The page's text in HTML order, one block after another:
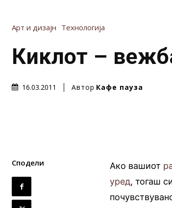
Арт и дизајн Технологија
Киклот –
16.03.2011 Автор Кафе пауза
Сподели Ако вашиот
уред, тогаш